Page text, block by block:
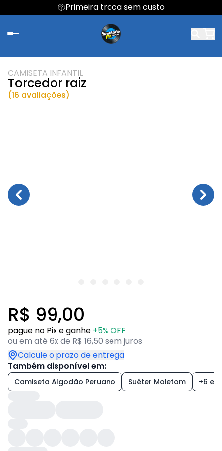
Primeira troca sem custo
CAMISETA INFANTIL
Torcedor raiz
(16 avaliações)
R$ 99,00
pague no Pix e ganhe +5% OFF
ou em até 6x de R$ 16,50 sem juros
Calcule o prazo de entrega
Também disponível em:
Camiseta Algodão Peruano Suéter Moletom +6